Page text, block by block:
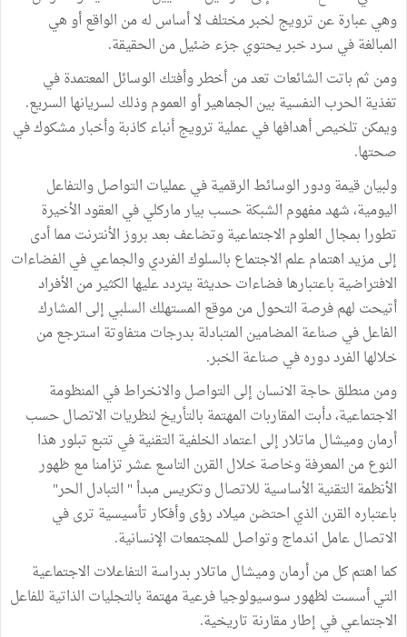
وهي عبارة عن ترويج لخبر مختلف لا أساس له من الواقع أو هي
المبالغة في سرد خبر يحتوي جزء ضئيل من الحقيقة.
ومن ثم باتت الشائعات تعد من أخطر وأفتك الوسائل المعتمدة في
تغذية الحرب النفسية بين الجماهير أو العموم وذلك لسريانها السريع.
ويمكن تلخيص أهدافها في عملية ترويج أنباء كاذبة وأخبار مشكوك في
صحتها.
ولبيان قيمة ودور الوسائط الرقمية في عمليات التواصل والتفاعل
اليومية، شهد مفهوم الشبكة حسب بيار ماركلي في العقود الأخيرة
تطورا بمجال العلوم الاجتماعية وتضاعف بعد بروز الأنترنت مما أدى
إلى مزيد اهتمام علم الاجتماع بالسلوك الفردي والجماعي في الفضاءات
الافتراضية باعتبارها فضاءات حديثة يتردد عليها الكثير من الأفراد
أتيحت لهم فرصة التحول من موقع المستهلك السلبي إلى المشارك
الفاعل في صناعة المضامين المتبادلة بدرجات متفاوتة استرجع من
خلالها الفرد دوره في صناعة الخبر.
ومن منطلق حاجة الانسان إلى التواصل والانخراط في المنظومة
الاجتماعية، دأبت المقاربات المهتمة بالتأريخ لنظريات الاتصال حسب
أرمان وميشال ماتلار إلى اعتماد الخلفية التقنية في تتبع تبلور هذا
النوع من المعرفة وخاصة خلال القرن التاسع عشر تزامنا مع ظهور
الأنظمة التقنية الأساسية للاتصال وتكريس مبدأ " التبادل الحر"
باعتباره القرن الذي احتضن ميلاد رؤى وأفكار تأسيسية ترى في
الاتصال عامل اندماج وتواصل للمجتمعات الإنسانية.
كما اهتم كل من أرمان وميشال ماتلار بدراسة التفاعلات الاجتماعية
التي أسست لظهور سوسيولوجيا فرعية مهتمة بالتجليات الذاتية للفاعل
الاجتماعي في إطار مقارنة تاريخية.